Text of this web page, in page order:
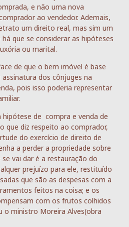
e não uma nova
ao vendedor. Ademais,
um direito real, mas sim um
que se considerar as hipóteses
ou marital.
de que o bem imóvel é base
dos cônjuges na
pois isso poderia representar
hipótese de compra e venda de
que diz respeito ao comprador,
do exercício de direito de
a perder a propriedade sobre
vai dar é a restauração do
prejuízo para ele, restituído
que são as despesas com a
feitos na coisa; e os
com os frutos colhidos
o ministro Moreira Alves(obra